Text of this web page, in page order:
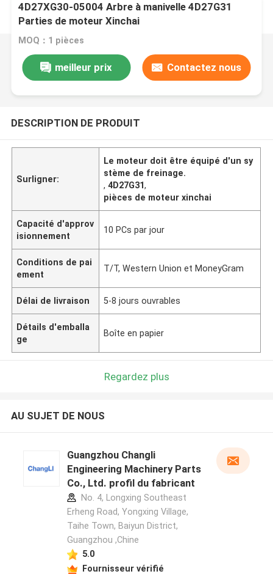
4D27XG30-05004 Arbre à manivelle 4D27G31
Parties de moteur Xinchai
MOQ：1 pièces
meilleur prix Contactez nous
DESCRIPTION DE PRODUIT
Surligner:
Le moteur doit être équipé d'un sy
stème de freinage.
,4D27G31,
pièces de moteur xinchai
Capacité d'approv
isionnement
10 PCs par jour
Conditions de pai
ement
T/T, Western Union et MoneyGram
Délai de livraison 5-8 jours ouvrables
Détails d'emballa
ge
Boîte en papier
Regardez plus
AU SUJET DE NOUS
Guangzhou Changli
Engineering Machinery Parts
Co., Ltd. profil du fabricant
No. 4, Longxing Southeast
Erheng Road, Yongxing Village,
Taihe Town, Baiyun District,
Guangzhou ,Chine
5.0
Fournisseur vérifié